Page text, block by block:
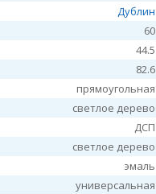
Дублин
60
44.5
82.6
прямоугольная
светлое дерево
ДСП
светлое дерево
эмаль
универсальная